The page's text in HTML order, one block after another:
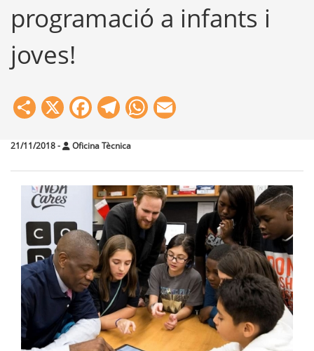
Eines
programació a infants i
joves!
Share
X Facebook
Telegram
WhatsApp
21/11/2018- Oficina Tècnica